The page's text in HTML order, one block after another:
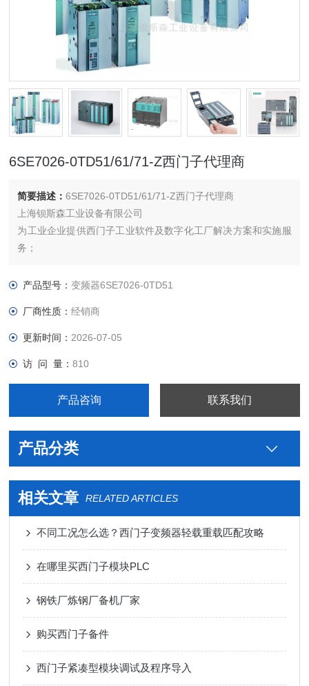
6SE7026-0TD51/61/71-Z西门子代理商
简要描述：6SE7026-0TD51/61/71-Z西门子代理商
上海钡斯森工业设备有限公司
为工业企业提供西门子工业软件及数字化工厂解决方案和实施服
务；
低压元器件、智能仪表等电气控制、传动 产品及高、中、低压、
6SE7031-8TF60-Z西门子代理商
产品型号：变频器6SE7026-0TD51
厂商性质：经销商
更新时间： 2026-07-05
访 问 量：810
产品咨询 联系我们
产品分类
相关文章 RELATED ARTICLES
不同工况怎么选？西门子变频器轻载重载匹配攻略
在哪里买西门子模块PLC
钢铁厂炼钢厂备机厂家
购买西门子备件
西门子紧凑型模块调试及程序导入